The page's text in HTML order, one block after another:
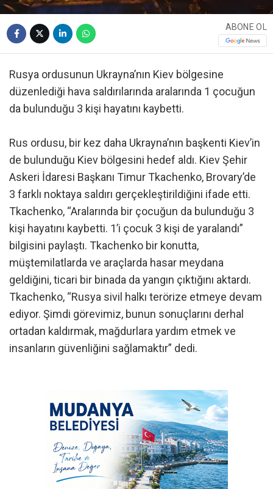
ABONE OL
Rusya ordusunun Ukrayna’nın Kiev bölgesine
düzenlediği hava saldırılarında aralarında 1 çocuğun
da bulunduğu 3 kişi hayatını kaybetti.
Rus ordusu, bir kez daha Ukrayna’nın başkenti Kiev’in
de bulunduğu Kiev bölgesini hedef aldı. Kiev Şehir
Askeri İdaresi Başkanı Timur Tkachenko, Brovary’de
3 farklı noktaya saldırı gerçekleştirildiğini ifade etti.
Tkachenko, “Aralarında bir çocuğun da bulunduğu 3
kişi hayatını kaybetti. 1’i çocuk 3 kişi de yaralandı”
bilgisini paylaştı. Tkachenko bir konutta,
müştemilatlarda ve araçlarda hasar meydana
geldiğini, ticari bir binada da yangın çıktığını aktardı.
Tkachenko, “Rusya sivil halkı terörize etmeye devam
ediyor. Şimdi görevimiz, bunun sonuçlarını derhal
ortadan kaldırmak, mağdurlara yardım etmek ve
insanların güvenliğini sağlamaktır” dedi.